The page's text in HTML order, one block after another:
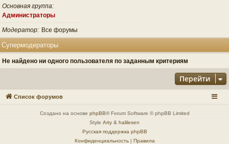
Основная группа
Администраторы
Модератор Все форумы
Супермодераторы
Не найдено ни одного пользователя по заданным критериям
Перейти
Список форумов
Создано на основе phpBB® Forum Software © phpBB Limited
Style Arty & halilesen
Русская поддержка phpBB
Конфиденциальность| Правила